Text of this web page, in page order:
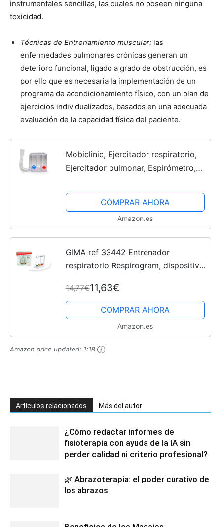
instrumentales sencillas, las cuales no poseen ninguna
toxicidad.
Técnicas de Entrenamiento muscular: las
enfermedades pulmonares crónicas generan un
deterioro funcional, ligado a grado de obstrucción, es
por ello que es necesaria la implementación de un
programa de acondicionamiento físico, con un plan de
ejercicios individualizados, basados en una adecuada
evaluación de la capacidad física del paciente.
Mobiclinic, Ejercitador respiratorio,
Ejercitador pulmonar, Espirómetro,
respiratoria, Marcado CE, Fortalece y
mejora la...
COMPRAR AHORA
Amazon.es
GIMA ref 33442 Entrenador
respiratorio Respirogram, dispositivo
inhalación con base, 3 bolas
diferentes, una parte central...
14,77€11,63€
COMPRAR AHORA
Amazon.es
Amazon price updated: 1:18
Artículos relacionados Más del autor
¿Cómo redactar informes de
fisioterapia con ayuda de la IA sin
perder calidad ni criterio profesional?
🌿 Abrazoterapia: el poder curativo de
los abrazos